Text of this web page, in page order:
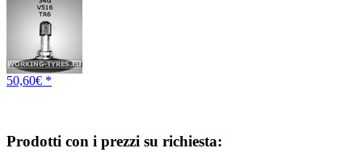
50,60€ *
Prodotti con i prezzi su richiesta: